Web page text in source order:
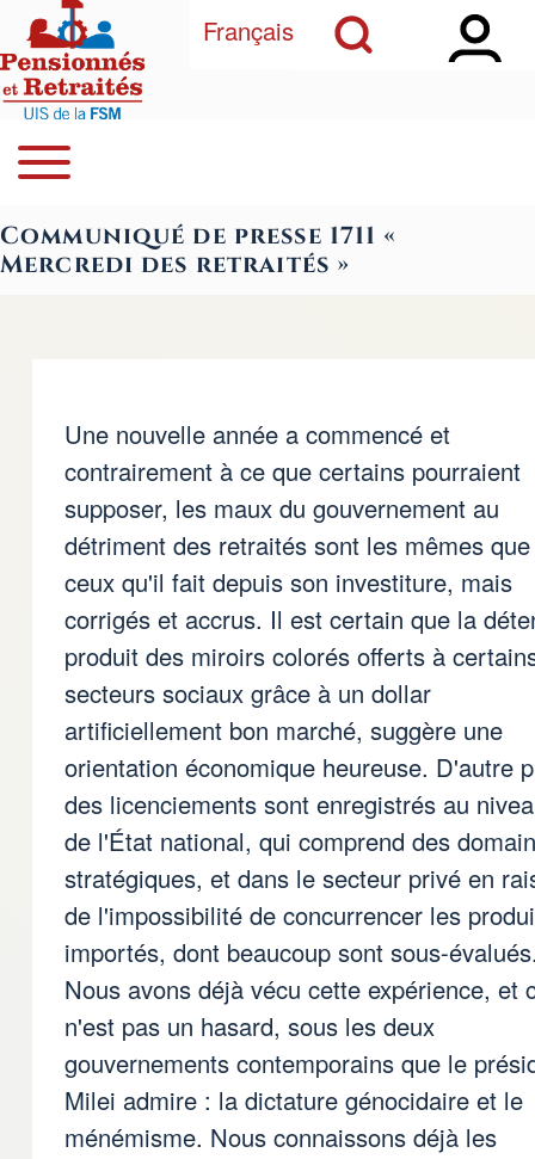
Aller au contenu principal
Close Search Block
Open Sidebar
Open Search Block
Français
Navegación principal
Open or Close horizontal Main Menu
Communiqué de presse 1711 «
Mercredi des retraités »
Une nouvelle année a commencé et
contrairement à ce que certains pourraient
supposer, les maux du gouvernement au
détriment des retraités sont les mêmes que
ceux qu'il fait depuis son investiture, mais
corrigés et accrus. Il est certain que la
produit des miroirs colorés offerts à
secteurs sociaux grâce à un dollar
artificiellement bon marché, suggère une
orientation économique heureuse. D'autre
des licenciements sont enregistrés au
de l'État national, qui comprend des
stratégiques, et dans le secteur privé en
de l'impossibilité de concurrencer les
importés, dont beaucoup sont sous-
Nous avons déjà vécu cette expérience, et
n'est pas un hasard, sous les deux
gouvernements contemporains que le
Milei admire : la dictature génocidaire et le
ménémisme. Nous connaissons déjà les